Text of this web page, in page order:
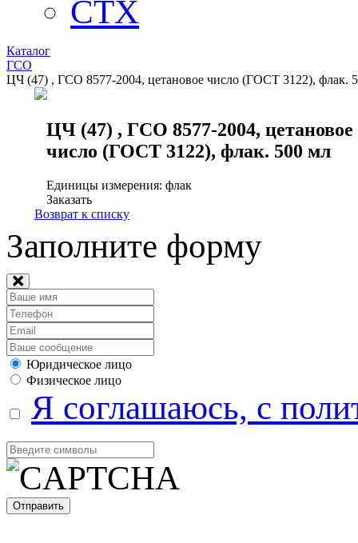
СТХ
Каталог
ГСО
ЦЧ (47) , ГСО 8577-2004, цетановое число (ГОСТ 3122), флак.
ЦЧ (47) , ГСО 8577-2004, цетановое
число (ГОСТ 3122), флак. 500 мл
Единицы измерения: флак
Заказать
Возврат к списку
Заполните форму
Юридическое лицо
Физическое лицо
Я соглашаюсь, с